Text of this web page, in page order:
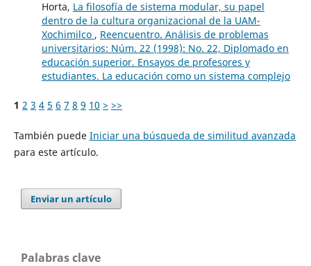
Horta, La filosofía de sistema modular, su papel
dentro de la cultura organizacional de la UAM-
Xochimilco , Reencuentro. Análisis de problemas
universitarios: Núm. 22 (1998): No. 22, Diplomado en
educación superior. Ensayos de profesores y
estudiantes. La educación como un sistema complejo
1 2 3 4 5 6 7 8 9 10 > >>
También puede Iniciar una búsqueda de similitud avanzada
para este artículo.
Enviar un artículo
Palabras clave